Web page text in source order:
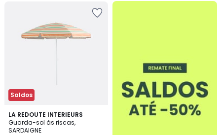
Saldos
LA REDOUTE INTERIEURS
Guarda-sol às riscas,
SARDAIGNE
4
/
5
até